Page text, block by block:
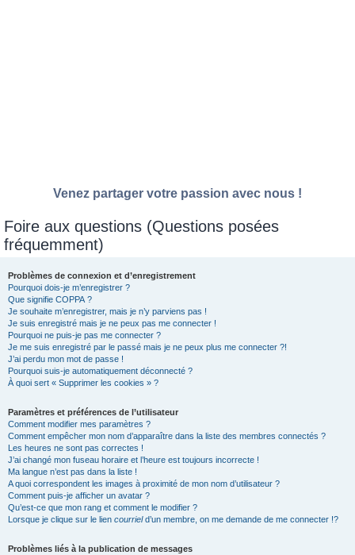
Venez partager votre passion avec nous !
Foire aux questions (Questions posées
fréquemment)
Problèmes de connexion et d’enregistrement
Pourquoi dois-je m’enregistrer ?
Que signifie COPPA ?
Je souhaite m’enregistrer, mais je n’y parviens pas !
Je suis enregistré mais je ne peux pas me connecter !
Pourquoi ne puis-je pas me connecter ?
Je me suis enregistré par le passé mais je ne peux plus me connecter ?!
J’ai perdu mon mot de passe !
Pourquoi suis-je automatiquement déconnecté ?
À quoi sert « Supprimer les cookies » ?
Paramètres et préférences de l’utilisateur
Comment modifier mes paramètres ?
Comment empêcher mon nom d’apparaître dans la liste des membres connectés ?
Les heures ne sont pas correctes !
J’ai changé mon fuseau horaire et l’heure est toujours incorrecte !
Ma langue n’est pas dans la liste !
A quoi correspondent les images à proximité de mon nom d’utilisateur ?
Comment puis-je afficher un avatar ?
Qu’est-ce que mon rang et comment le modifier ?
Lorsque je clique sur le lien courrield’un membre, on me demande de me connecter !?
Problèmes liés à la publication de messages